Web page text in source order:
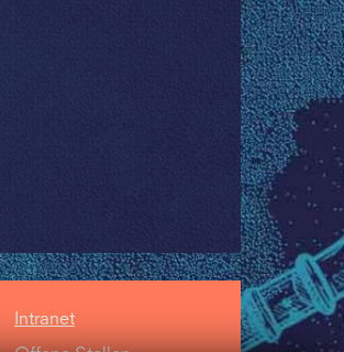
Intranet